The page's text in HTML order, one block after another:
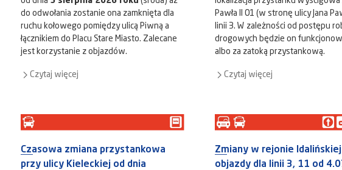
do odwołania zostanie ona zamknięta dla
ruchu kołowego pomiędzy ulicą Piwną a
łącznikiem do Placu Stare Miasto. Zalecane
jest korzystanie z objazdów.
Czytaj więcej
Pawła II 01 (w stronę ulicy Jana
linii 3. W zależności od postępu
drogowych będzie on
albo za zatoką przystankową.
Czytaj więcej
Czasowa zmiana przystankowa
przy ulicy Kieleckiej od dnia
Zmiany w rejonie
objazdy dla linii 3, 11 od